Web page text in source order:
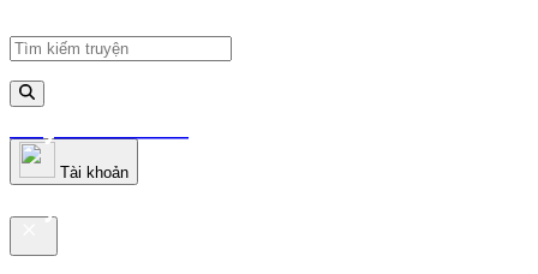
truyenfullz.com
Tài khoản
truyenfullz.com